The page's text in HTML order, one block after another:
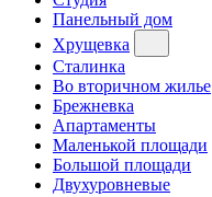
Панельный дом
Хрущевка
Сталинка
Во вторичном жилье
Брежневка
Апартаменты
Маленькой площади
Большой площади
Двухуровневые